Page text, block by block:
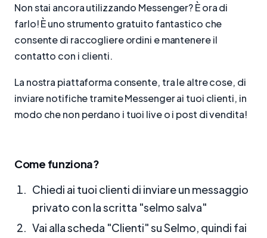
Non stai ancora utilizzando Messenger? È ora di
farlo! È uno strumento gratuito fantastico che
consente di raccogliere ordini e mantenere il
contatto con i clienti.
La nostra piattaforma consente, tra le altre cose, di
inviare notifiche tramite Messenger ai tuoi clienti, in
modo che non perdano i tuoi live o i post di vendita!
Come funziona?
Chiedi ai tuoi clienti di inviare un messaggio
privato con la scritta "selmo salva"
Vai alla scheda "Clienti" su Selmo, quindi fai